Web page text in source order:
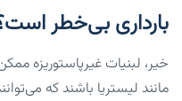
بارداری بی‌خطر
خیر، لبنیات غیرپاستوریزه
مانند لیستریا باشند که